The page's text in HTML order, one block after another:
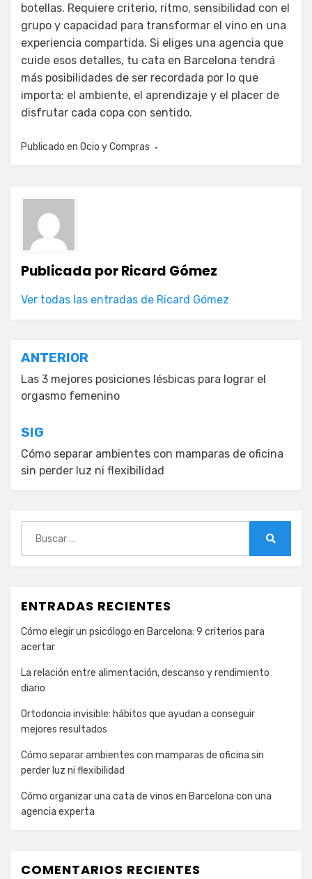
botellas. Requiere criterio, ritmo, sensibilidad con el
grupo y capacidad para transformar el vino en una
experiencia compartida. Si eliges una agencia que
cuide esos detalles, tu cata en Barcelona tendrá
más posibilidades de ser recordada por lo que
importa: el ambiente, el aprendizaje y el placer de
disfrutar cada copa con sentido.
Publicado en Ocio y Compras
Publicada porRicard Gómez
Ver todas las entradas de Ricard Gómez
Navegación
de
entradas
ANTERIOR
Las 3 mejores posiciones lésbicas para lograr el
orgasmo femenino
SIG
Cómo separar ambientes con mamparas de oficina
sin perder luz ni flexibilidad
ENTRADAS RECIENTES
Cómo elegir un psicólogo en Barcelona: 9 criterios para
acertar
La relación entre alimentación, descanso y rendimiento
diario
Ortodoncia invisible: hábitos que ayudan a conseguir
mejores resultados
Cómo separar ambientes con mamparas de oficina sin
perder luz ni flexibilidad
Cómo organizar una cata de vinos en Barcelona con una
agencia experta
COMENTARIOS RECIENTES